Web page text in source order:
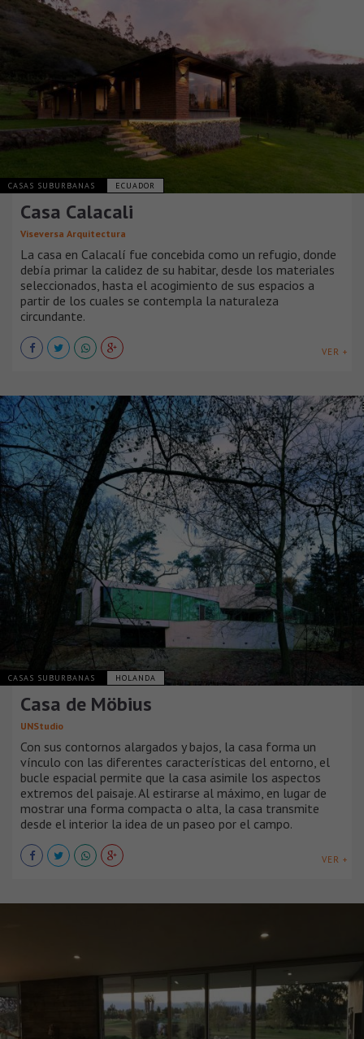
CASAS SUBURBANAS ECUADOR
Casa Calacali
Viseversa Arquitectura
La casa en Calacalí fue concebida como un refugio, donde
debía primar la calidez de su habitar, desde los materiales
seleccionados, hasta el acogimiento de sus espacios a
partir de los cuales se contempla la naturaleza
circundante.
VER +
CASAS SUBURBANAS HOLANDA
Casa de Möbius
UNStudio
Con sus contornos alargados y bajos, la casa forma un
vínculo con las diferentes características del entorno, el
bucle espacial permite que la casa asimile los aspectos
extremos del paisaje. Al estirarse al máximo, en lugar de
mostrar una forma compacta o alta, la casa transmite
desde el interior la idea de un paseo por el campo.
VER +